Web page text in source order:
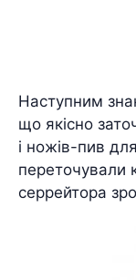
Наступним
що якісно
і ножів-пив
переточували
серрейтора